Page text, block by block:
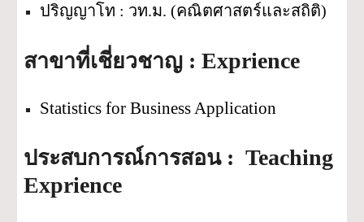
ปริญญาโท : วท.ม. (คณิตศาสตร์และสถิติ)
สาขาที่เชี่ยวชาญ : Exprience
Statistics for Business Application
ประสบการณ์การสอน : Teaching
Exprience